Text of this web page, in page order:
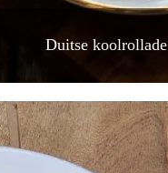
Duitse koolrollade